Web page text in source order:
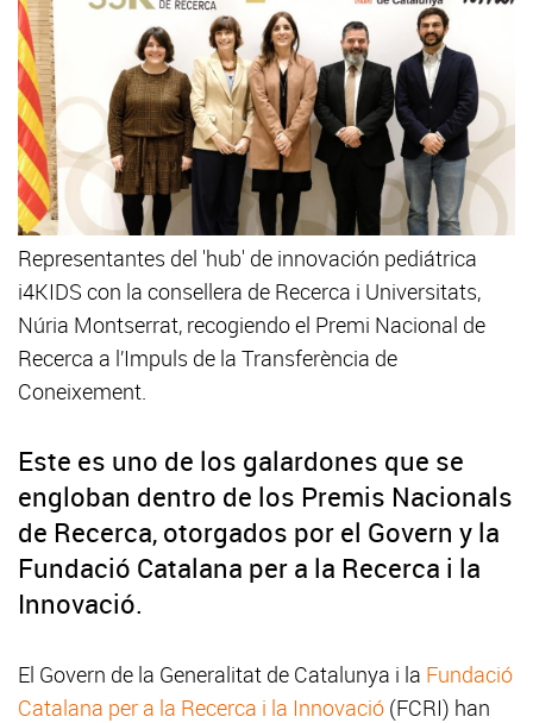
Representantes del 'hub' de innovación pediátrica
i4KIDS con la consellera de Recerca i Universitats,
Núria Montserrat, recogiendo el Premi Nacional de
Recerca a l’Impuls de la Transferència de
Coneixement.
Este es uno de los galardones que se
engloban dentro de los Premis Nacionals
de Recerca, otorgados por el Govern y la
Fundació Catalana per a la Recerca i la
Innovació.
El Govern de la Generalitat de Catalunya i la Fundació
Catalana per a la Recerca i la Innovació (FCRI) han